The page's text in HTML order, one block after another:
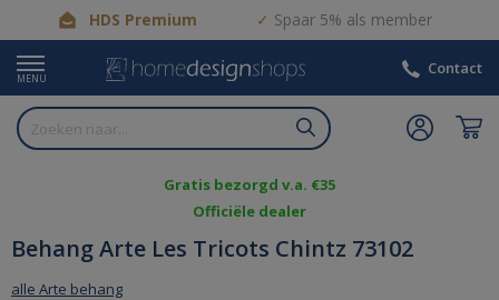
HDS Premium Spaar 5% als member
MENU
Contact
Gratis bezorgd v.a. €35
Officiële dealer
Behang Arte Les Tricots Chintz 73102
alle Arte behang